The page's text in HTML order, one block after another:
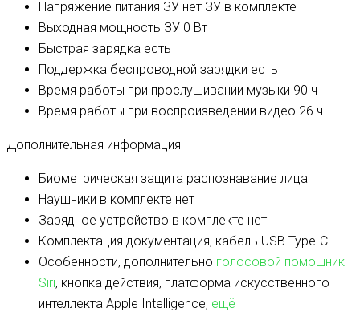
Напряжение питания ЗУ нет ЗУ в комплекте
Выходная мощность ЗУ 0 Вт
Быстрая зарядка есть
Поддержка беспроводной зарядки есть
Время работы при прослушивании музыки 90 ч
Время работы при воспроизведении видео 26 ч
Дополнительная информация
Биометрическая защита распознавание лица
Наушники в комплекте нет
Зарядное устройство в комплекте нет
Комплектация документация, кабель USB Type-C
Особенности, дополнительно голосовой помощник
Siri, кнопка действия, платформа искусственного
интеллекта Apple Intelligence, ещё